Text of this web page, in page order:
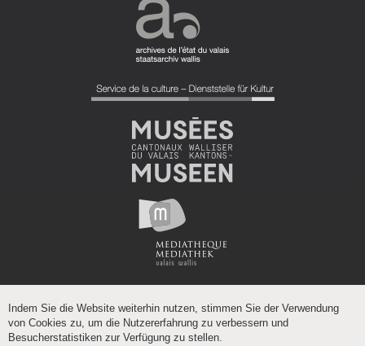
Indem Sie die Website weiterhin nutzen, stimmen Sie der Verwendung
von Cookies zu, um die Nutzererfahrung zu verbessern und
Besucherstatistiken zur Verfügung zu stellen.